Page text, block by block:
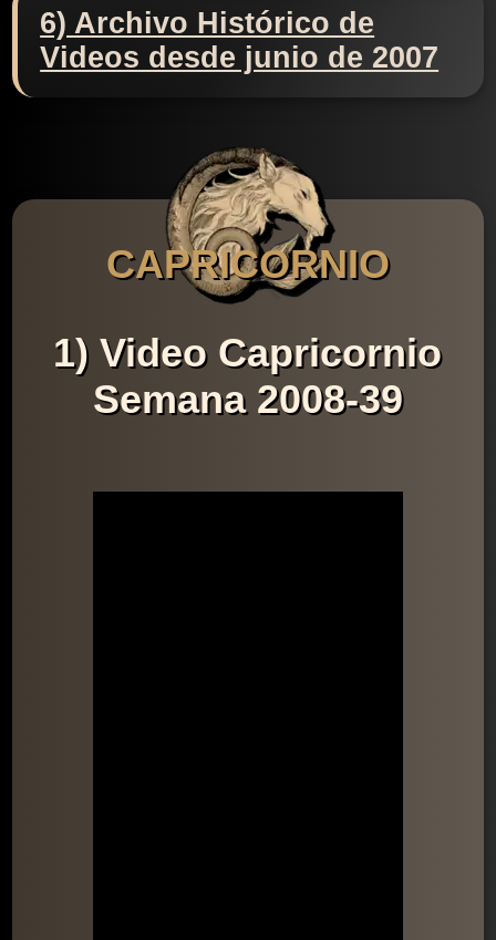
6) Archivo Histórico de
Videos desde junio de 2007
CAPRICORNIO
1) Video Capricornio
Semana 2008-39